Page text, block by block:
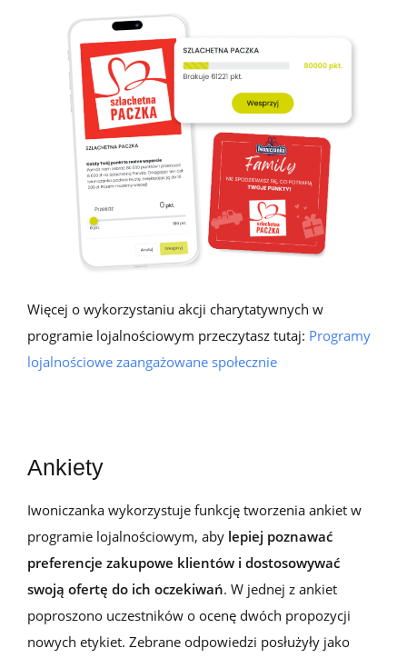
Więcej o wykorzystaniu akcji charytatywnych w
programie lojalnościowym przeczytasz tutaj: Programy
lojalnościowe zaangażowane społecznie
Ankiety
Iwoniczanka wykorzystuje funkcję tworzenia ankiet w
programie lojalnościowym, aby lepiej poznawać
preferencje zakupowe klientów i dostosowywać
swoją ofertę do ich oczekiwań. W jednej z ankiet
poproszono uczestników o ocenę dwóch propozycji
nowych etykiet. Zebrane odpowiedzi posłużyły jako